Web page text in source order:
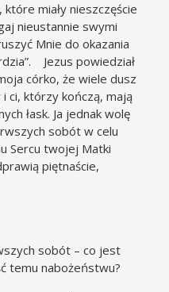
miały nieszczęście
nieustannie swymi
Mnie do okazania
Jezus powiedział
córko, że wiele dusz
ci, którzy kończą, mają
łask. Ja jednak wolę
sobót w celu
Sercu twojej Matki
piętnaście,
sobót – co jest
temu nabożeństwu?